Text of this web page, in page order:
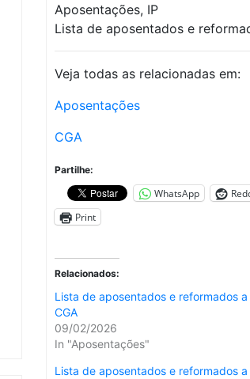
Aposentações, IP
Lista de aposentados e
Veja todas as relacionadas em:
Aposentações
CGA
Partilhe:
WhatsApp
Print
Relacionados:
Lista de aposentados e reformados
CGA
09/02/2026
In "Aposentações"
Lista de aposentados e reformados